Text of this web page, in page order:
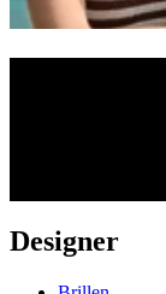
Designer